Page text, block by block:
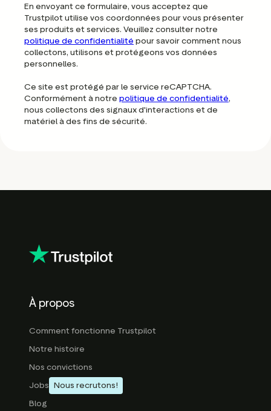
En envoyant ce formulaire, vous acceptez que
Trustpilot utilise vos coordonnées pour vous présenter
ses produits et services. Veuillez consulter notre
politique de confidentialité pour savoir comment nous
collectons, utilisons et protégeons vos données
personnelles.
Ce site est protégé par le service reCAPTCHA.
Conformément à notre politique de confidentialité,
nous collectons des signaux d'interactions et de
matériel à des fins de sécurité.
À propos
Comment fonctionne Trustpilot
Notre histoire
Nos convictions
Jobs Nous recrutons!
Blog